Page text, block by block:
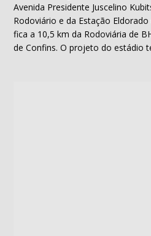
Avenida Presidente Juscelino
Rodoviário e da Estação
fica a 10,5 km da Rodoviária de
de Confins. O projeto do estádio